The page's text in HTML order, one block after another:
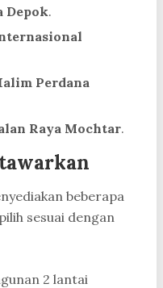
Depok.
Perdana
Raya Mochtar.
beberapa
sesuai dengan
2 lantai